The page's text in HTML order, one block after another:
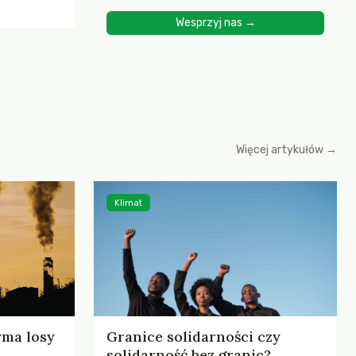
Wesprzyj nas →
Więcej artykułów →
losy
Granice solidarności czy
Klimat